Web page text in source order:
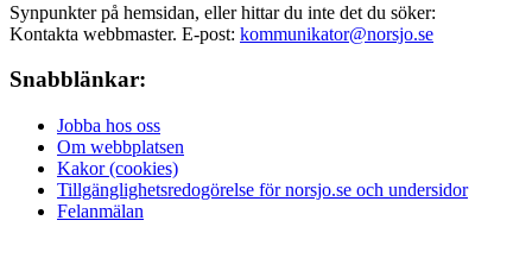
Synpunkter på hemsidan, eller hittar du inte det du söker:
Kontakta webbmaster. E-post: kommunikator@norsjo.se
Snabblänkar:
Jobba hos oss
Om webbplatsen
Kakor (cookies)
Tillgänglighetsredogörelse för norsjo.se och undersidor
Felanmälan